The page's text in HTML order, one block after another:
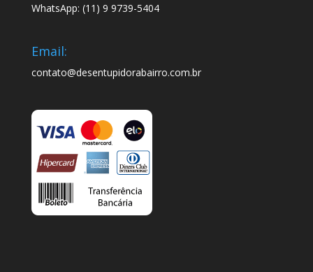
WhatsApp: (11) 9 9739-5404
Email:
contato@desentupidorabairro.com.br